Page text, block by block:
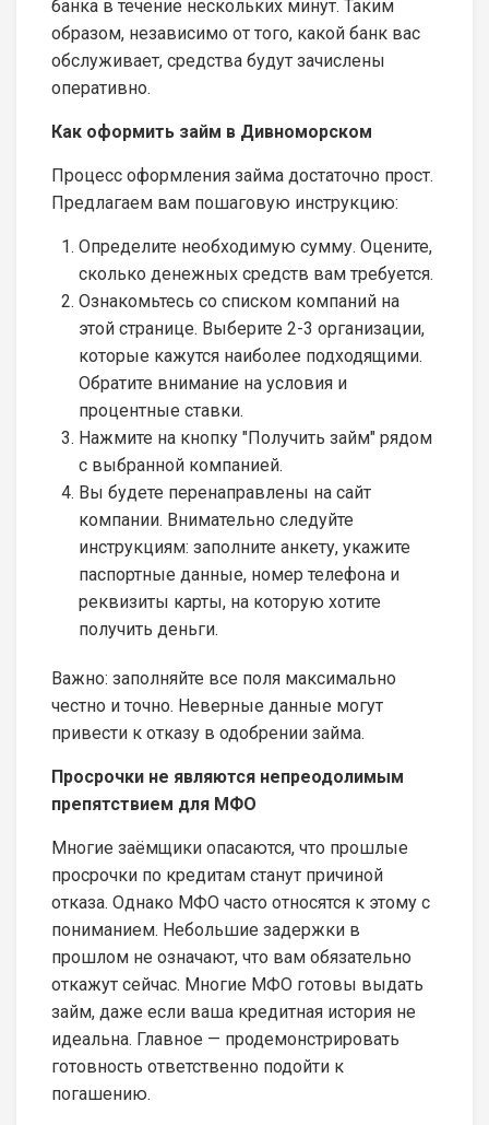
банка в течение нескольких минут. Таким
образом, независимо от того, какой банк вас
обслуживает, средства будут зачислены
оперативно.
Как оформить займ в Дивноморском
Процесс оформления займа достаточно прост.
Предлагаем вам пошаговую инструкцию:
Определите необходимую сумму. Оцените,
сколько денежных средств вам требуется.
Ознакомьтесь со списком компаний на
этой странице. Выберите 2-3 организации,
которые кажутся наиболее подходящими.
Обратите внимание на условия и
процентные ставки.
Нажмите на кнопку "Получить займ" рядом
с выбранной компанией.
Вы будете перенаправлены на сайт
компании. Внимательно следуйте
инструкциям: заполните анкету, укажите
паспортные данные, номер телефона и
реквизиты карты, на которую хотите
получить деньги.
Важно: заполняйте все поля максимально
честно и точно. Неверные данные могут
привести к отказу в одобрении займа.
Просрочки не являются непреодолимым
препятствием для МФО
Многие заёмщики опасаются, что прошлые
просрочки по кредитам станут причиной
отказа. Однако МФО часто относятся к этому с
пониманием. Небольшие задержки в
прошлом не означают, что вам обязательно
откажут сейчас. Многие МФО готовы выдать
займ, даже если ваша кредитная история не
идеальна. Главное — продемонстрировать
готовность ответственно подойти к
погашению.